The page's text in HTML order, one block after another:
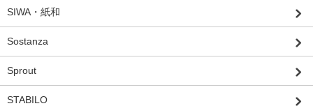
SIWA・紙和
Sostanza
Sprout
STABILO